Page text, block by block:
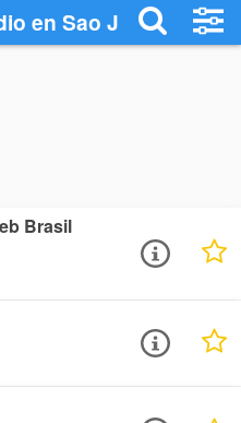
en Sao Joao -
Brasil